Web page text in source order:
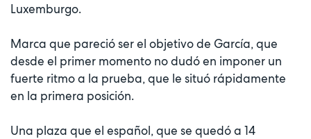
Luxemburgo.
Marca que pareció ser el objetivo de García, que
desde el primer momento no dudó en imponer un
fuerte ritmo a la prueba, que le situó rápidamente
en la primera posición.
Una plaza que el español, que se quedó a 14